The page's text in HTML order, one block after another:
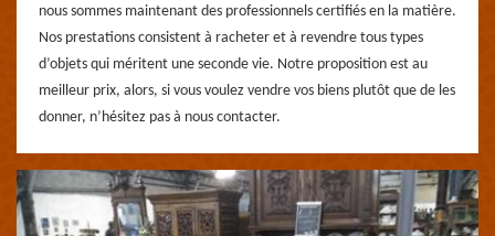
nous sommes maintenant des professionnels certifiés en la matière.
Nos prestations consistent à racheter et à revendre tous types
d’objets qui méritent une seconde vie. Notre proposition est au
meilleur prix, alors, si vous voulez vendre vos biens plutôt que de les
donner, n’hésitez pas à nous contacter.